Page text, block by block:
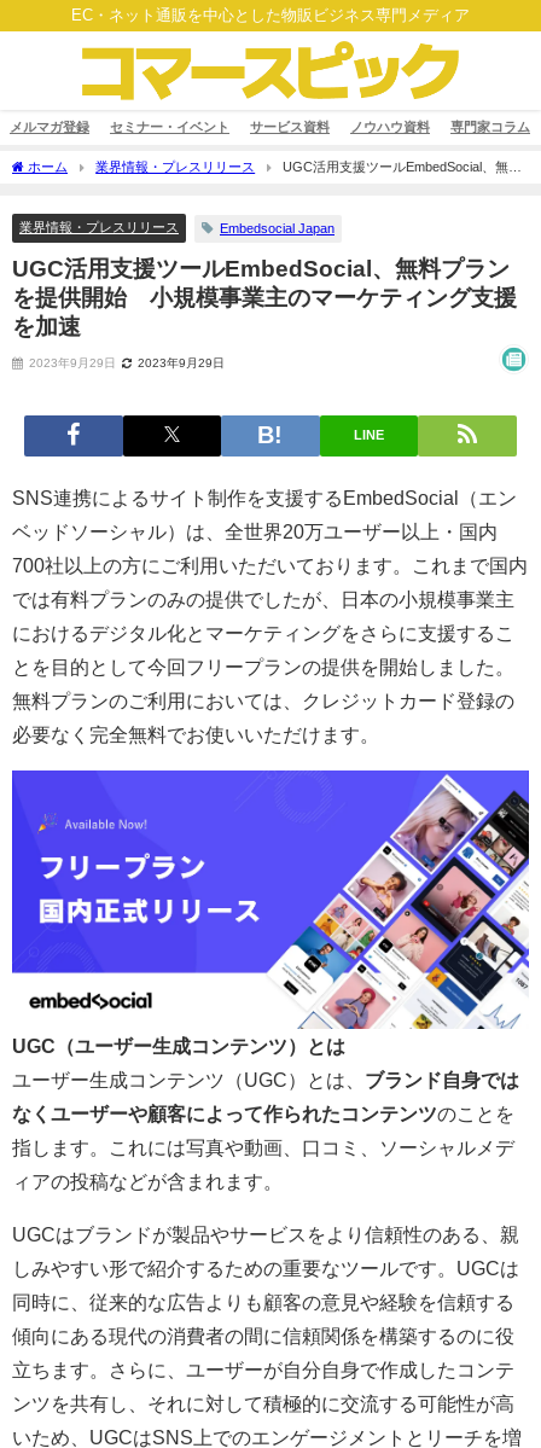
EC・ネット通販を中心とした物販ビジネス専門メディア
メルマガ登録 セミナー・イベント サービス資料 ノウハウ資料 専門家コラム
ホーム 業界情報・プレスリリース
UGC活用支援ツールEmbedSocial、無料
業界情報・プレスリリース Embedsocial Japan
UGC活用支援ツールEmbedSocial、無料プラン
を提供開始 小規模事業主のマーケティング支援
を加速
2023年9月29日 2023年9月29日
LINE
SNS連携によるサイト制作を支援するEmbedSocial（エン
ベッドソーシャル）は、全世界20万ユーザー以上・国内
700社以上の方にご利用いただいております。これまで国内
では有料プランのみの提供でしたが、日本の小規模事業主
におけるデジタル化とマーケティングをさらに支援するこ
とを目的として今回フリープランの提供を開始しました。
無料プランのご利用においては、クレジットカード登録の
必要なく完全無料でお使いいただけます。
UGC（ユーザー生成コンテンツ）とは
ユーザー生成コンテンツ（UGC）とは、 ブランド自身では
なくユーザーや顧客によって作られたコンテンツのことを
指します。これには写真や動画、口コミ、ソーシャルメデ
ィアの投稿などが含まれます。
UGCはブランドが製品やサービスをより信頼性のある、親
しみやすい形で紹介するための重要なツールです。UGCは
同時に、従来的な広告よりも顧客の意見や経験を信頼する
傾向にある現代の消費者の間に信頼関係を構築するのに役
立ちます。さらに、ユーザーが自分自身で作成したコンテ
ンツを共有し、それに対して積極的に交流する可能性が高
いため、UGCはSNS上でのエンゲージメントとリーチを増